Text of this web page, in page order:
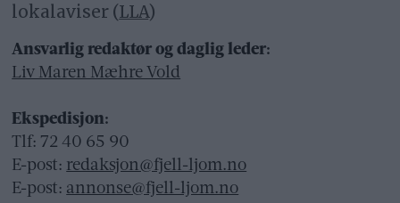
lokalaviser (LLA)
Ansvarlig redaktør og daglig leder:
Liv Maren Mæhre Vold
Ekspedisjon:
Tlf: 72 40 65 90
E-post: redaksjon@fjell-ljom.no
E-post: annonse@fjell-ljom.no